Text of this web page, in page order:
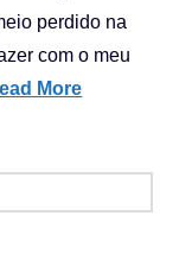
perdido na
com o meu
More